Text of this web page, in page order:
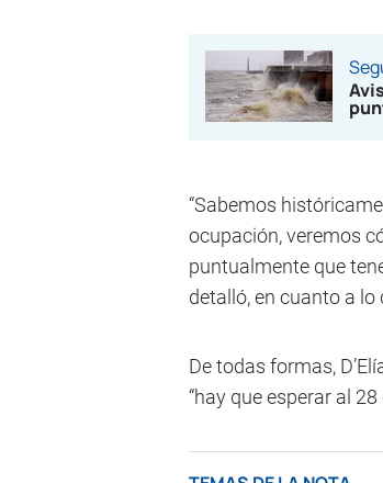
“Sabemos
ocupación, veremos
puntualmente que
detalló, en cuanto a lo
De todas formas,
“hay que esperar al 28